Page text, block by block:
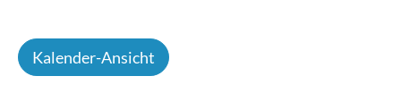
Kalender-Ansicht